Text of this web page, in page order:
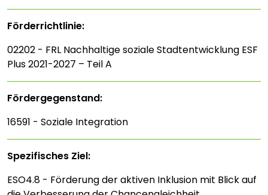
Förderrichtlinie:
02202 - FRL Nachhaltige soziale Stadtentwicklung ESF
Plus 2021-2027 – Teil A
Fördergegenstand:
16591 - Soziale Integration
Spezifisches Ziel:
ESO4.8 - Förderung der aktiven Inklusion mit Blick auf